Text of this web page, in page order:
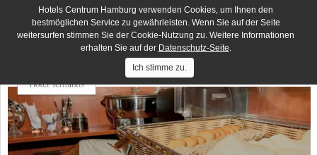
Hotels
Deutsches Haus
Hotel Lumen
Hotel Residence
Hotel Terminus
Elbbrücken Hotel
Hotel an der Bille
Hotel Seegarten
DE
Hotels Centrum Hamburg verwenden Cookies, um Ihnen den
bestmöglichen Service zu gewährleisten. Wenn Sie auf der Seite
weitersurfen stimmen Sie der Cookie-Nutzung zu. Weitere Informationen
erhalten Sie auf der Datenschutz-Seite.
Ich stimme zu.